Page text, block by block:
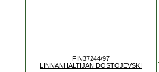
FIN37244/97
LINNANHALTIJAN DOSTOJEVSKI